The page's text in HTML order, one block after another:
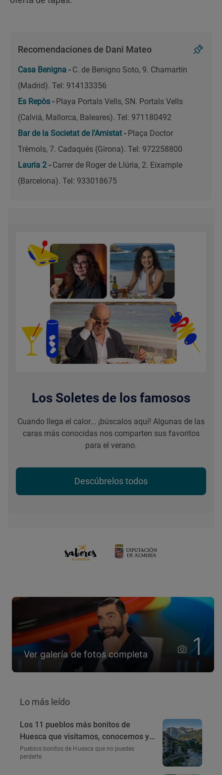
Recomendaciones de Dani Mateo
Casa Benigna -C. de Benigno Soto, 9. Chamartín
(Madrid). Tel: 914133356
Es Repòs -Playa Portals Vells, SN. Portals Vells
(Calviá, Mallorca, Baleares). Tel: 971180492
Bar de la Societat de l'Amistat-Plaça Doctor
Trèmols, 7. Cadaqués (Girona). Tel: 972258800
Lauria 2 -Carrer de Roger de Llúria, 2. Eixample
(Barcelona). Tel: 933018675
Los Soletes de los famosos
Cuando llega el calor... ¡búscalos aquí! Algunas de las
caras más conocidas nos comparten sus favoritos
para el verano.
Descúbrelos todos
Ver galería de fotos completa 1
Lo más leído
Los 11 pueblos más bonitos de
Huesca que visitamos, conocemos y
amamos
Pueblos bonitos de Huesca que no puedes
perderte